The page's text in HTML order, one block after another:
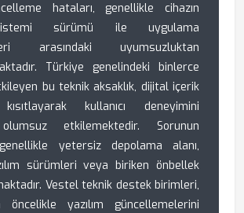
hataları, genellikle cihazın
sürümü ile uygulama
arasındaki uyumsuzluktan
Türkiye genelindeki binlerce
bu teknik aksaklık, dijital içerik
kullanıcı deneyimini
etkilemektedir. Sorunun
yetersiz depolama alanı,
sürümleri veya biriken önbellek
Vestel teknik destek birimleri,
öncelikle yazılım güncellemelerini